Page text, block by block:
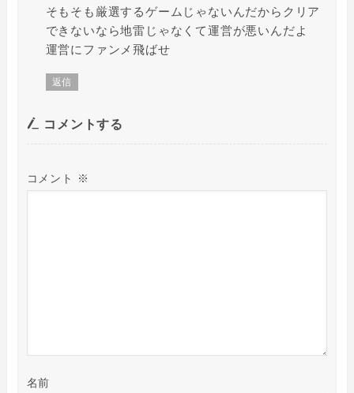
そもそも厳選するゲームじゃないんだからクリア
できないなら地雷じゃなくて運営が悪いんだよ
運営にファンメ飛ばせ
返信
コメントする
コメント ※
名前